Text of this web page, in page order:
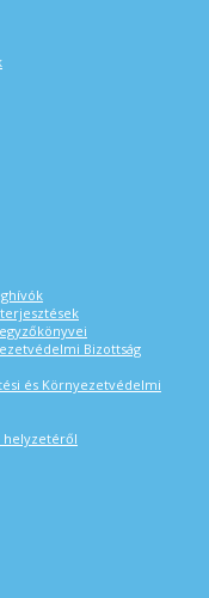
Bizottság
és Környezetvédelmi
helyzetéről